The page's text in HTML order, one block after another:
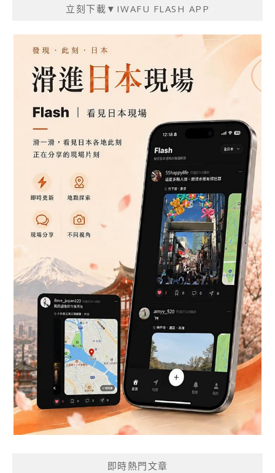
立刻下載▼IWAFU FLASH APP
即時熱門文章